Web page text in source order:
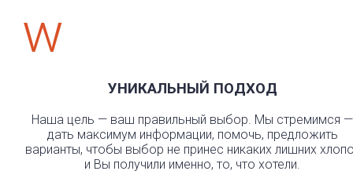
w
УНИКАЛЬНЫЙ ПОДХОД
Наша цель — ваш правильный выбор. Мы стремимся —
дать максимум информации, помочь, предложить
варианты, чтобы выбор не принес никаких лишних
и Вы получили именно, то, что хотели.